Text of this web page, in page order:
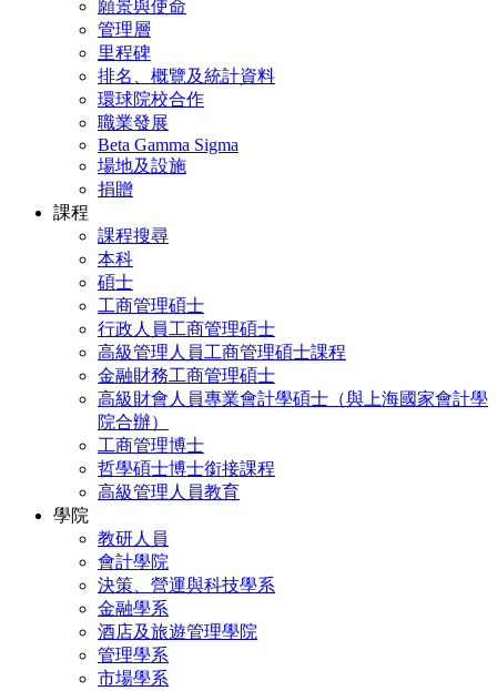
願景與使命
管理層
里程碑
排名、概覽及統計資料
環球院校合作
職業發展
Beta Gamma Sigma
場地及設施
捐贈
課程
課程搜尋
本科
碩士
工商管理碩士
行政人員工商管理碩士
高級管理人員工商管理碩士課程
金融財務工商管理碩士
高級財會人員專業會計學碩士（與上海國家會計學
院合辦）
工商管理博士
哲學碩士博士銜接課程
高級管理人員教育
學院
教研人員
會計學院
決策、營運與科技學系
金融學系
酒店及旅遊管理學院
管理學系
市場學系